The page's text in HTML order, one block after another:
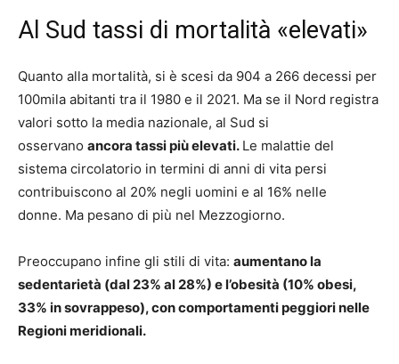
Al Sud tassi di mortalità «elevati»
Quanto alla mortalità, si è scesi da 904 a 266 decessi per
100mila abitanti tra il 1980 e il 2021. Ma se il Nord registra
valori sotto la media nazionale, al Sud si
osservano ancora tassi più elevati. Le malattie del
sistema circolatorio in termini di anni di vita persi
contribuiscono al 20% negli uomini e al 16% nelle
donne. Ma pesano di più nel Mezzogiorno.
Preoccupano infine gli stili di vita: aumentano la
sedentarietà (dal 23% al 28%) e l’obesità (10% obesi,
33% in sovrappeso), con comportamenti peggiori nelle
Regioni meridionali.